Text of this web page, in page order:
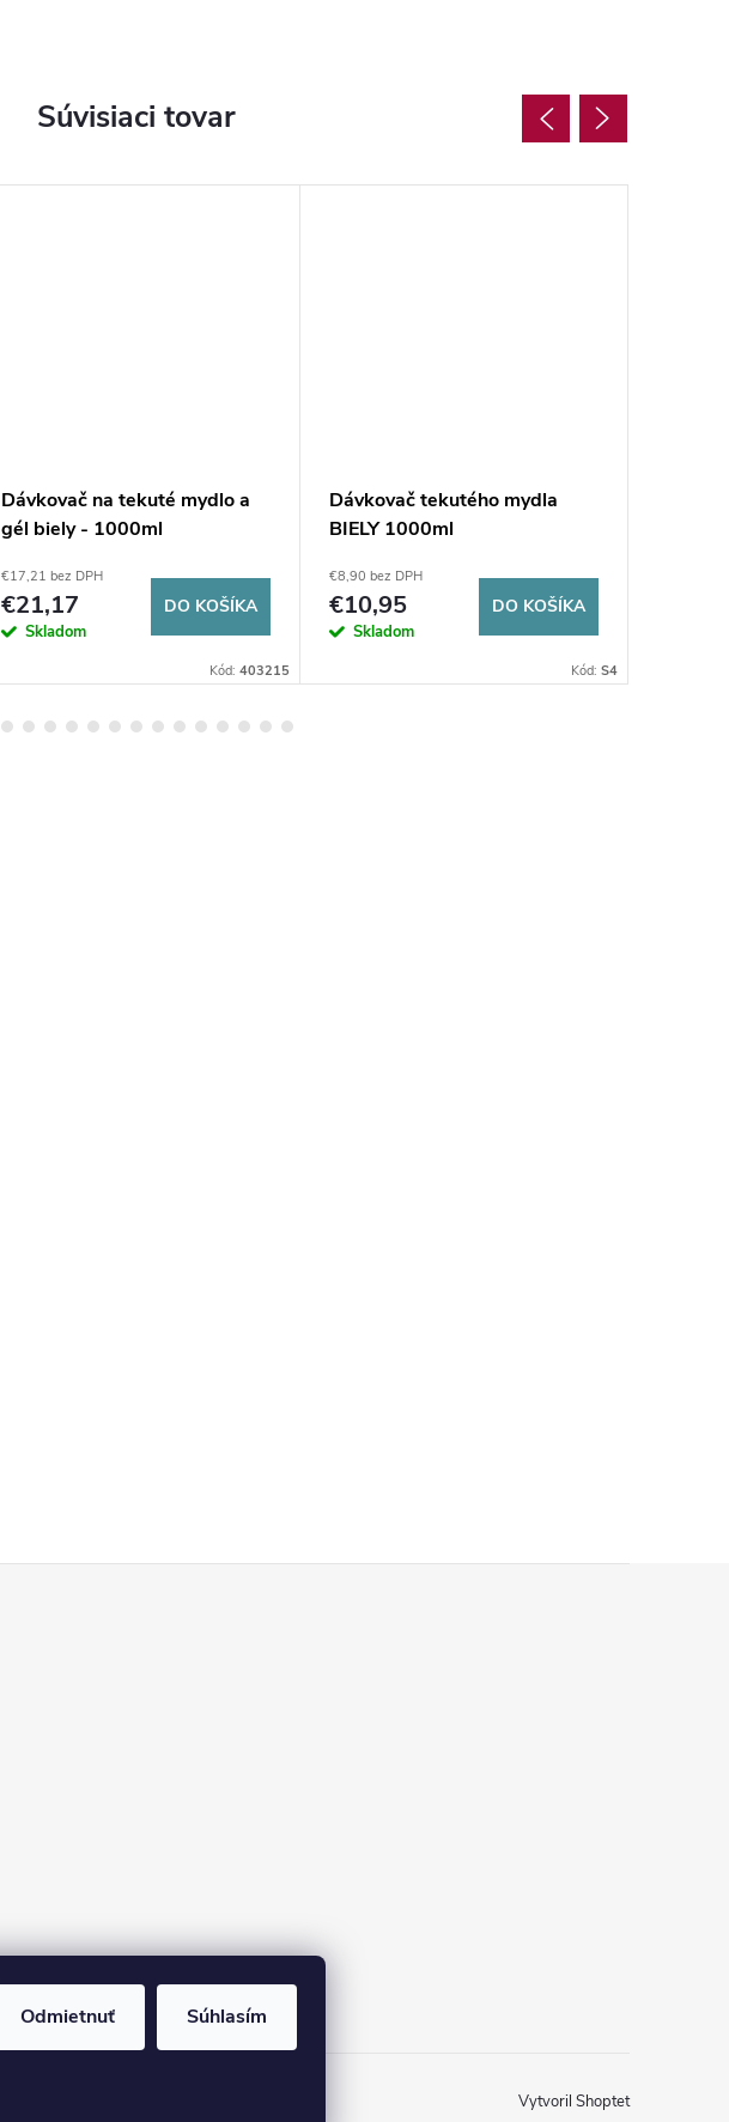
Odmietnuť Súhlasím
Súvisiaci tovar
Dávkovač na tekuté mydlo a
gél biely - 1000ml
€17,21 bez DPH
€21,17
Skladom
DO KOŠÍKA
Kód: 403215
Dávkovač tekutého mydla
BIELY 1000ml
€8,90 bez DPH
€10,95
Skladom
DO KOŠÍKA
Kód: S4
Vytvoril Shoptet